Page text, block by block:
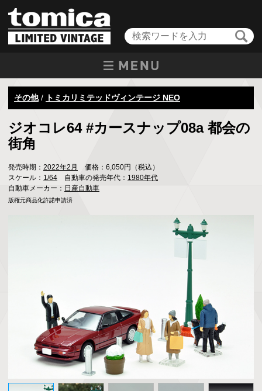
その他/ トミカリミテッドヴィンテージ NEO
ジオコレ64 #カースナップ08a 都会の
街角
発売時期： 2022年2月
価格：6,050円（税込）
スケール： 1/64 自動車の発売年代： 1980年代
自動車メーカー： 日産自動車
版権元商品化許諾申請済